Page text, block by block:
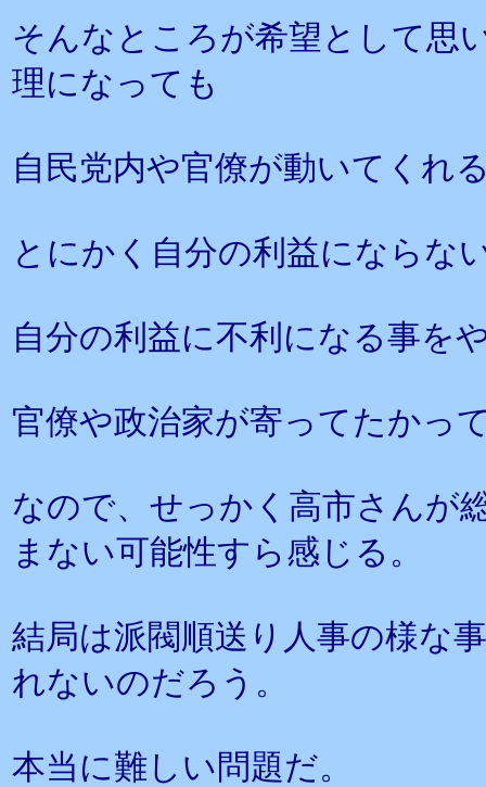
そんなところが希望として思
理になっても
自民党内や官僚が動いてくれ
とにかく自分の利益にならな
自分の利益に不利になる事を
官僚や政治家が寄ってたかっ
なので、せっかく高市さんが
まない可能性すら感じる。
結局は派閥順送り人事の様な
れないのだろう。
本当に難しい問題だ。